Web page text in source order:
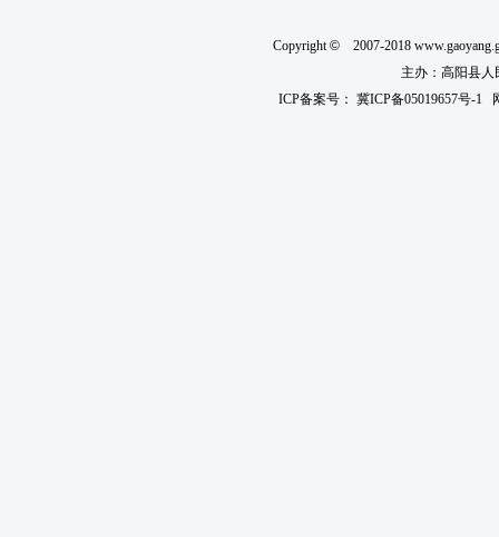
Copyright©2007-2018
主办：高阳县人
ICP备案号： 冀ICP备05019657号-1网